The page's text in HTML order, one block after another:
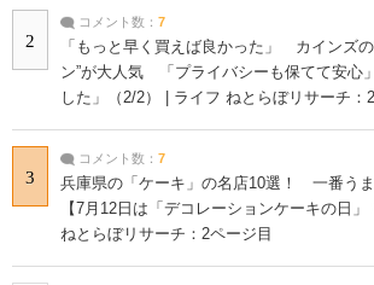
2
コメント数： 7
「もっと早く買えば良かった」 カインズ
ン”が大人気 「プライバシーも保てて安心
した」（2/2） | ライフ ねとらぼリサーチ：
3
コメント数： 7
兵庫県の「ケーキ」の名店10選！ 一番う
【7月12日は「デコレーションケーキの日
ねとらぼリサーチ：2ページ目